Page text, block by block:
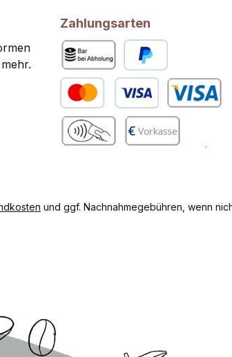
Zahlungsarten
Bar bei Abholung
PayPal
Kredit- oder Debitkarte
und ggf. Nachnahmegebühren, wenn